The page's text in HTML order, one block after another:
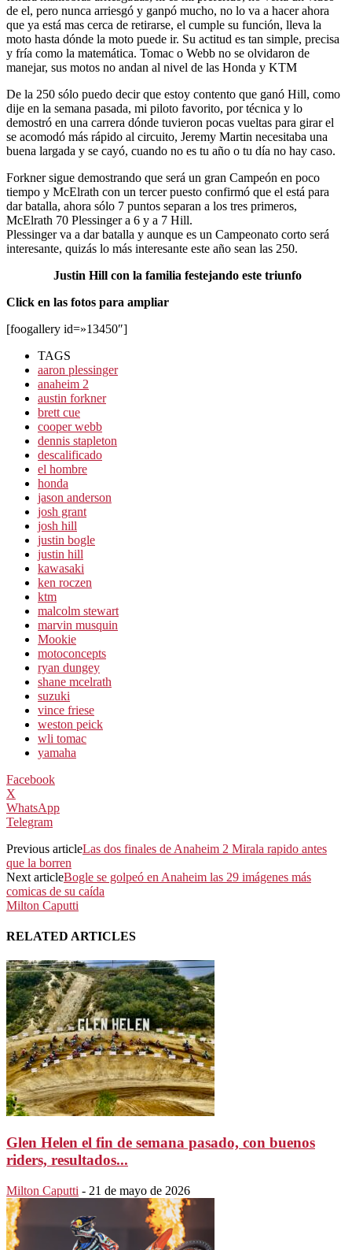
de el, pero nunca arriesgó y ganpó mucho, no lo va a hacer ahora
que ya está mas cerca de retirarse, el cumple su función, lleva la
moto hasta dónde la moto puede ir. Su actitud es tan simple, precisa
y fría como la matemática. Tomac o Webb no se olvidaron de
manejar, sus motos no andan al nivel de las Honda y KTM
De la 250 sólo puedo decir que estoy contento que ganó Hill, como
dije en la semana pasada, mi piloto favorito, por técnica y lo
demostró en una carrera dónde tuvieron pocas vueltas para girar el
se acomodó más rápido al circuito, Jeremy Martin necesitaba una
buena largada y se cayó, cuando no es tu año o tu día no hay caso.
Forkner sigue demostrando que será un gran Campeón en poco
tiempo y McElrath con un tercer puesto confirmó que el está para
dar batalla, ahora sólo 7 puntos separan a los tres primeros,
McElrath 70 Plessinger a 6 y a 7 Hill.
Plessinger va a dar batalla y aunque es un Campeonato corto será
interesante, quizás lo más interesante este año sean las 250.
Justin Hill con la familia festejando este triunfo
Click en las fotos para ampliar
[foogallery id=»13450″]
TAGS
aaron plessinger
anaheim 2
austin forkner
brett cue
cooper webb
dennis stapleton
descalificado
el hombre
honda
jason anderson
josh grant
josh hill
justin bogle
justin hill
kawasaki
ken roczen
ktm
malcolm stewart
marvin musquin
Mookie
motoconcepts
ryan dungey
shane mcelrath
suzuki
vince friese
weston peick
wli tomac
yamaha
Facebook
X
WhatsApp
Telegram
Previous articleLas dos finales de Anaheim 2 Mirala rapido antes
que la borren
Next articleBogle se golpeó en Anaheim las 29 imágenes más
comicas de su caída
Milton Caputti
RELATED ARTICLES
Glen Helen el fin de semana pasado, con buenos
riders, resultados...
Milton Caputti - 21 de mayo de 2026